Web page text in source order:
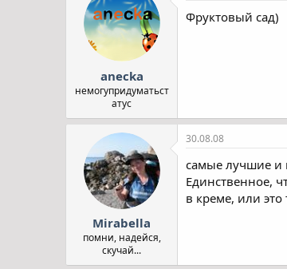
anecka
немогупридуматьст
атус
Фруктовый сад)
Mirabella
помни, надейся,
скучай...
30.08.08
самые лучшие и
Единственное,
в креме, или это